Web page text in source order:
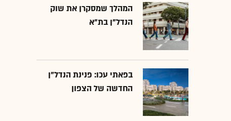
המהלך שמסקרן את שוק
הנדל"ן בת"א
בפאתי עכו: פנינת הנדל"ן
החדשה של הצפון